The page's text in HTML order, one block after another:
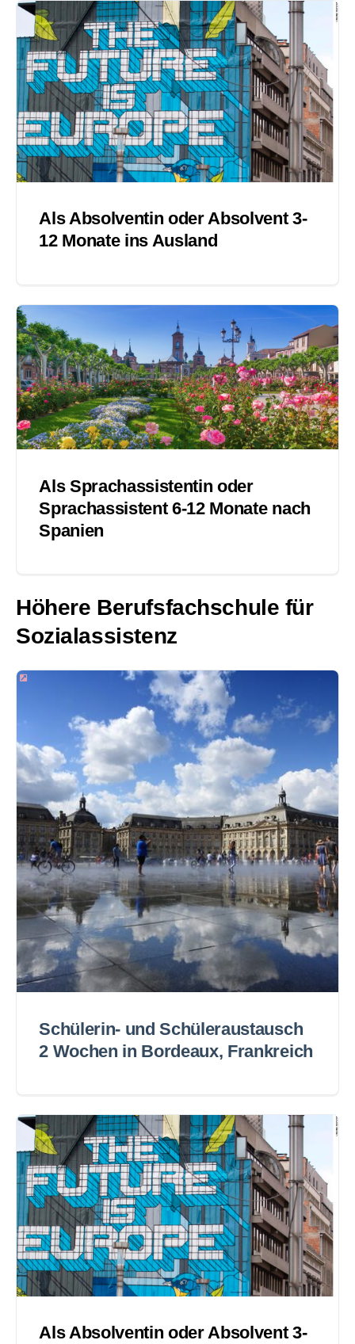
Als Absolventin oder Absolvent 3-
12 Monate ins Ausland
Als Sprachassistentin oder
Sprachassistent 6-12 Monate nach
Spanien
Höhere Berufsfachschule für
Sozialassistenz
Schülerin- und Schüleraustausch
2 Wochen in Bordeaux, Frankreich
Als Absolventin oder Absolvent 3-